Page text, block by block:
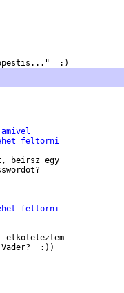
feltorni
beirsz egy
feltorni
elkoteleztem
:))